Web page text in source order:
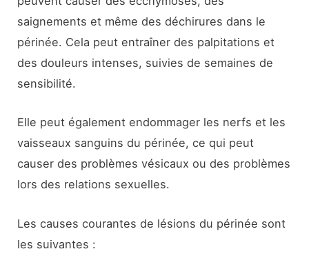
saignements et même des déchirures dans le
périnée. Cela peut entraîner des palpitations et
des douleurs intenses, suivies de semaines de
sensibilité.
Elle peut également endommager les nerfs et les
vaisseaux sanguins du périnée, ce qui peut
causer des problèmes vésicaux ou des problèmes
lors des relations sexuelles.
Les causes courantes de lésions du périnée sont
les suivantes :